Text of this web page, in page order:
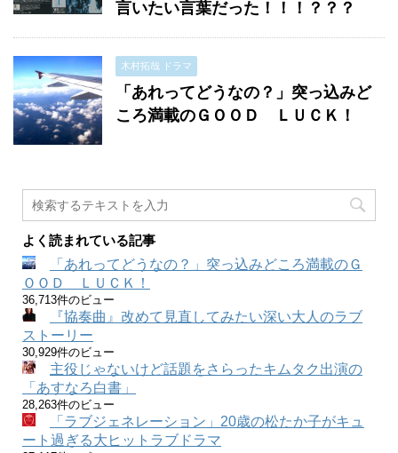
言いたい言葉だった！！！？？？
木村拓哉 ドラマ
「あれってどうなの？」突っ込みど
ころ満載のＧＯＯＤ ＬＵＣＫ！
よく読まれている記事
「あれってどうなの？」突っ込みどころ満載のＧ
ＯＯＤ ＬＵＣＫ！
36,713件のビュー
『協奏曲』改めて見直してみたい深い大人のラブ
ストーリー
30,929件のビュー
主役じゃないけど話題をさらったキムタク出演の
「あすなろ白書」
28,263件のビュー
「ラブジェネレーション」20歳の松たか子がキュ
ート過ぎる大ヒットラブドラマ